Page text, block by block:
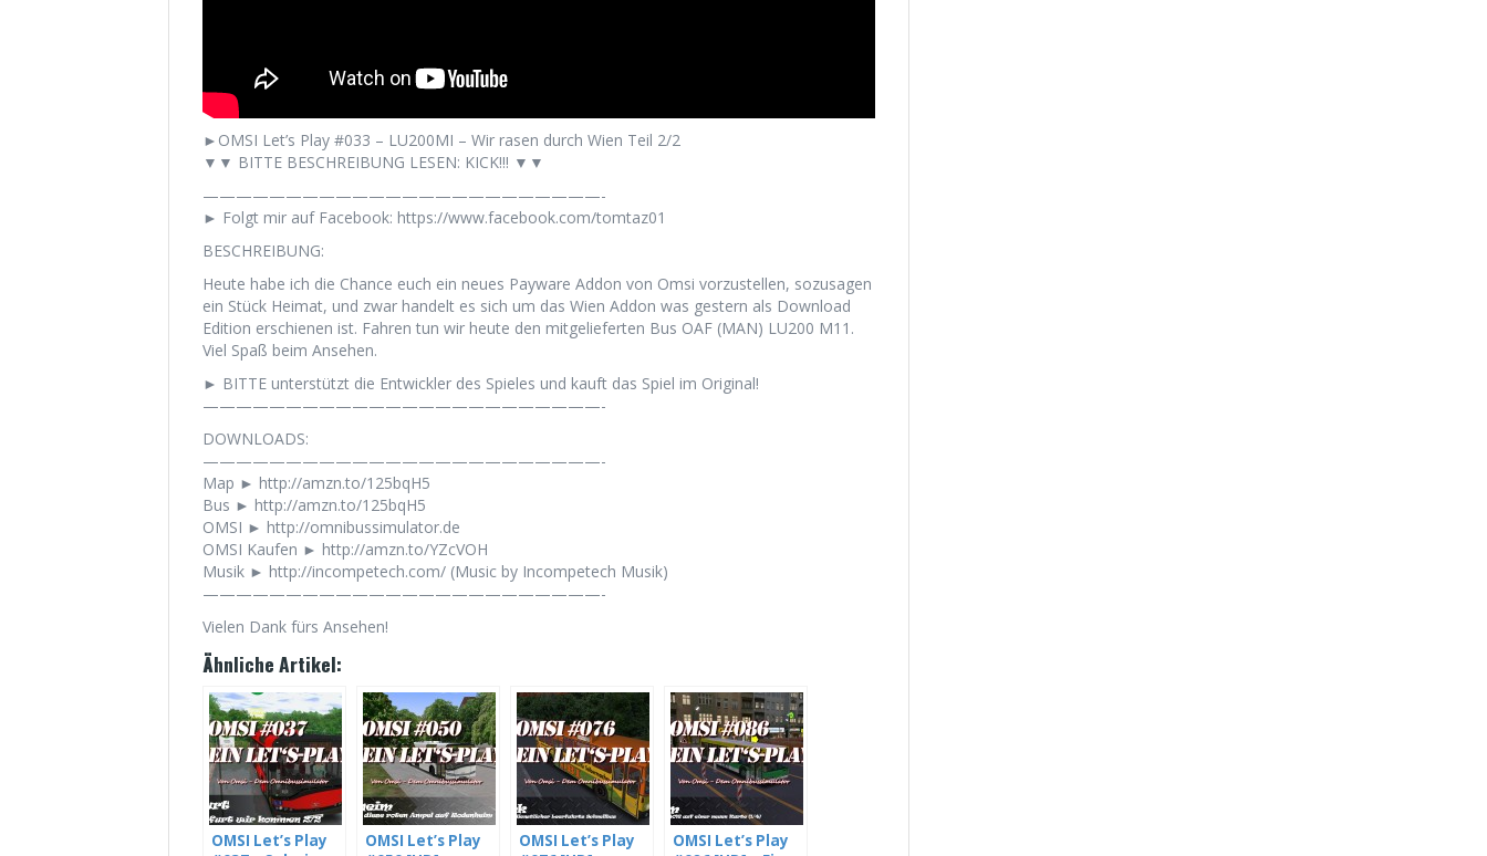
►OMSI Let’s Play #033 – LU200MI – Wir rasen durch Wien Teil 2/2
▼▼ BITTE BESCHREIBUNG LESEN: KICK!!! ▼▼
————————————————————————-
► Folgt mir auf Facebook: https://www.facebook.com/tomtaz01
BESCHREIBUNG:
Heute habe ich die Chance euch ein neues Payware Addon von Omsi vorzustellen, sozusagen
ein Stück Heimat, und zwar handelt es sich um das Wien Addon was gestern als Download
Edition erschienen ist. Fahren tun wir heute den mitgelieferten Bus OAF (MAN) LU200 M11.
Viel Spaß beim Ansehen.
► BITTE unterstützt die Entwickler des Spieles und kauft das Spiel im Original!
————————————————————————-
DOWNLOADS:
————————————————————————-
Map ► http://amzn.to/125bqH5
Bus ► http://amzn.to/125bqH5
OMSI ► http://omnibussimulator.de
OMSI Kaufen ► http://amzn.to/YZcVOH
Musik ► http://incompetech.com/ (Music by Incompetech Musik)
————————————————————————-
Vielen Dank fürs Ansehen!
Ähnliche Artikel:
OMSI Let’s Play
OMSI Let’s Play
OMSI Let’s Play
OMSI Let’s Play